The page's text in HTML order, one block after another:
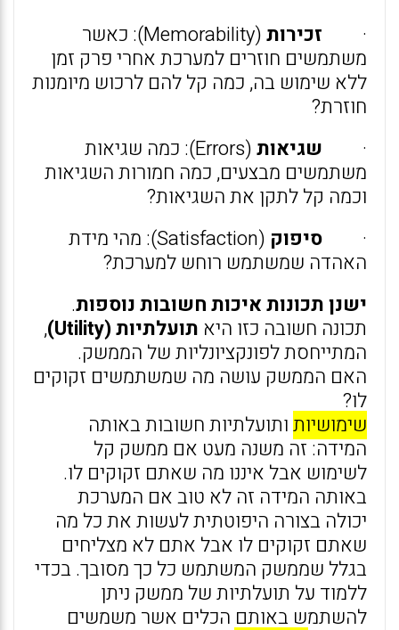
·
זכירות
(Memorability): כאשר
משתמשים חוזרים למערכת אחרי פרק זמן
ללא שימוש בה, כמה קל להם לרכוש מיומנות
חוזרת?
· שגיאות
(Errors): כמה שגיאות
משתמשים מבצעים, כמה חמורות השגיאות
וכמה קל לתקן את השגיאות?
· סיפוק
(Satisfaction): מהי מידת
האהדה שמשתמש רוחש למערכת?
ישנן תכונות איכות חשובות נוספות.
תכונה חשובה כזו היא תועלתיות (Utility)
,
המתייחסת לפונקציונליות של הממשק.
האם הממשק עושה מה שמשתמשים זקוקים
לו?
שימושיותותועלתיות חשובות באותה
המידה: זה משנה מעט אם ממשק קל
לשימוש אבל איננו מה שאתם זקוקים לו.
באותה המידה זה לא טוב אם המערכת
יכולה בצורה היפוטתית לעשות את כל מה
שאתם זקוקים לו אבל אתם לא מצליחים
בגלל שממשק המשתמש כל כך מסובך. בכדי
ללמוד על תועלתיות של ממשק ניתן
להשתמש באותם הכלים אשר משמשים